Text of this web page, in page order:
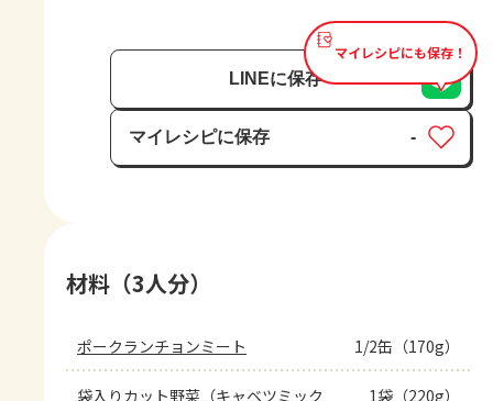
マイレシピにも保存！
LINEに保存
マイレシピに保存
保存済み
-
材料（3人分）
ポークランチョンミート 1/2缶（170g）
袋入りカット野菜（キャベツミック
1袋（220g）